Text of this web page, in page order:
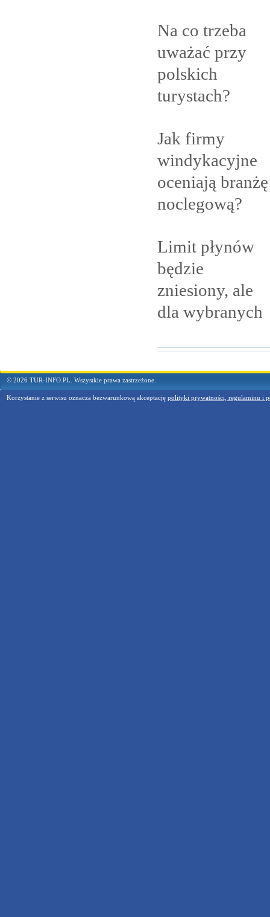
Na co trzeba
uważać przy
polskich
turystach?
Jak firmy
windykacyjne
oceniają branżę
noclegową?
Limit płynów
będzie
zniesiony, ale
dla wybranych
© 2026 TUR-INFO.PL. Wszystkie prawa zastrzeżone.
Korzystanie z serwisu oznacza bezwarunkową akceptację polityki prywatności, regulaminu i